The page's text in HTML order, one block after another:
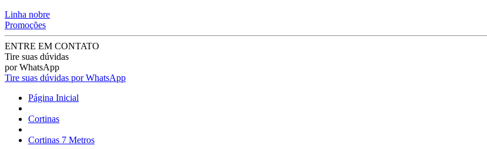
Linha nobre
Promoções
ENTRE EM CONTATO
Tire suas dúvidas
por WhatsApp
Tire suas dúvidas por WhatsApp
Página Inicial
Cortinas
Cortinas 7 Metros